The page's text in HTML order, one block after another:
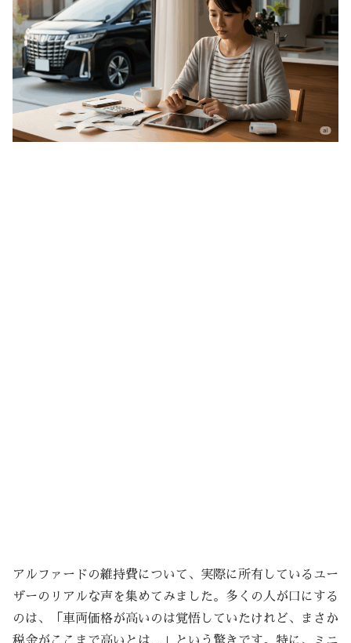
アルファードの維持費について、実際に所有しているユー
ザーのリアルな声を集めてみました。多くの人が口にする
のは、「車両価格が高いのは覚悟していたけれど、まさか